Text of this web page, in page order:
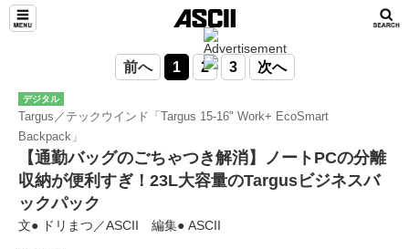
前へ 1 2 3 次へ
デジタル
Targus／テックウインド「Targus 15-16" Work+ EcoSmart
Backpack」
【通勤バッグのごちゃつき解消】ノートPCの分離
収納が便利すぎ！23L大容量のTargusビジネスバ
ックパック
文● ドリまつ／ASCII 編集● ASCII